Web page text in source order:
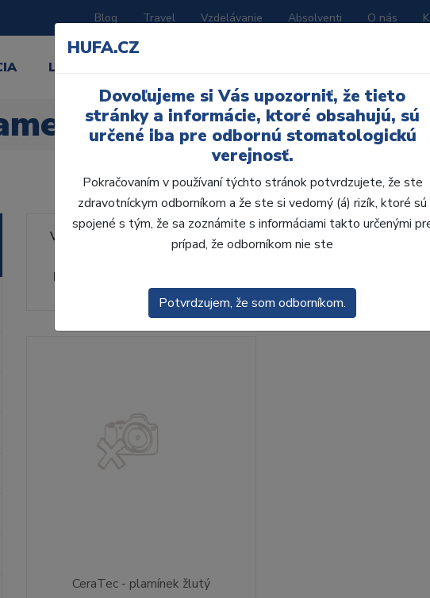
Blog Travel Vzdelávanie Absolventi O nás
LABORATÓRIUM
Výrobca:
Radenie
CeraTec - plamínek žlutý
HUFA.CZ
Dovoľujeme si Vás upozorniť, že tieto
stránky a informácie, ktoré obsahujú, sú
určené iba pre odbornú stomatologickú
verejnosť.
Pokračovaním v používaní týchto stránok potvrdzujete, že ste
zdravotníckym odborníkom a že ste si vedomý (á) rizík, ktoré sú
spojené s tým, že sa zoznámite s informáciami takto určenými
prípad, že odborníkom nie ste
Potvrdzujem, že som odborníkom.